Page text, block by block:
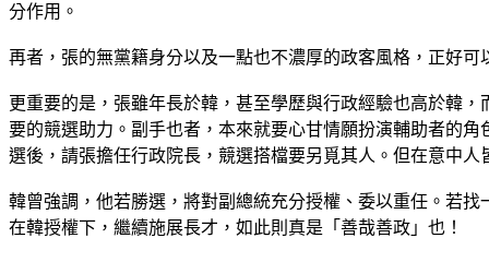
分作用。
再者，張的無黨籍身分以及一點也不濃厚的政客風格，正好
更重要的是，張雖年長於韓，甚至學歷與行政經驗也高於韓，
要的競選助力。副手也者，本來就要心甘情願扮演輔助者的
選後，請張擔任行政院長，競選搭檔要另覓其人。但在意中
韓曾強調，他若勝選，將對副總統充分授權、委以重任。若
在韓授權下，繼續施展長才，如此則真是「善哉善政」也！